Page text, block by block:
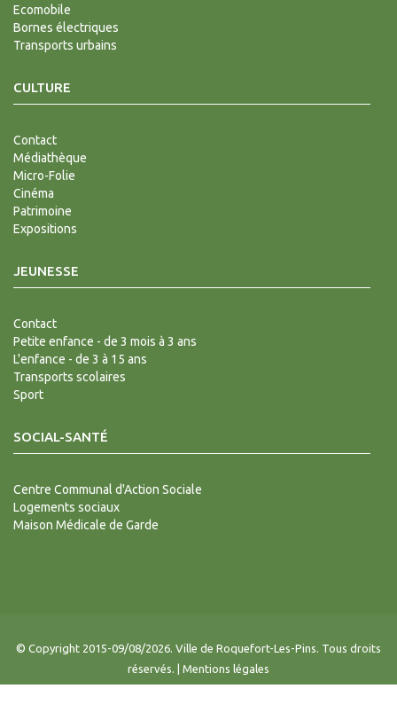
Ecomobile
Bornes électriques
Transports urbains
CULTURE
Contact
Médiathèque
Micro-Folie
Cinéma
Patrimoine
Expositions
JEUNESSE
Contact
Petite enfance - de 3 mois à 3 ans
L'enfance - de 3 à 15 ans
Transports scolaires
Sport
SOCIAL-SANTÉ
Centre Communal d'Action Sociale
Logements sociaux
Maison Médicale de Garde
© Copyright 2015-09/08/2026. Ville de Roquefort-Les-Pins. Tous droits
réservés. | Mentions légales